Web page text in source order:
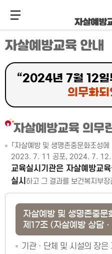
주
메
뉴
로
본
문
바
가
메뉴 버튼
자살예방교육 안내
“2024년 7월 12일
의무화
자살예방교육 의무
「자살예방 및 생명존중문화조성
2023. 7. 11 공포, 2024. 7. 12.
교육실시기관은 자살예방교
실시 하고 그 결과를 보건복지부
자살예방 및 생명존중문
제17조 (자살예방 상담
기관ㆍ단체 및 시설의 장은